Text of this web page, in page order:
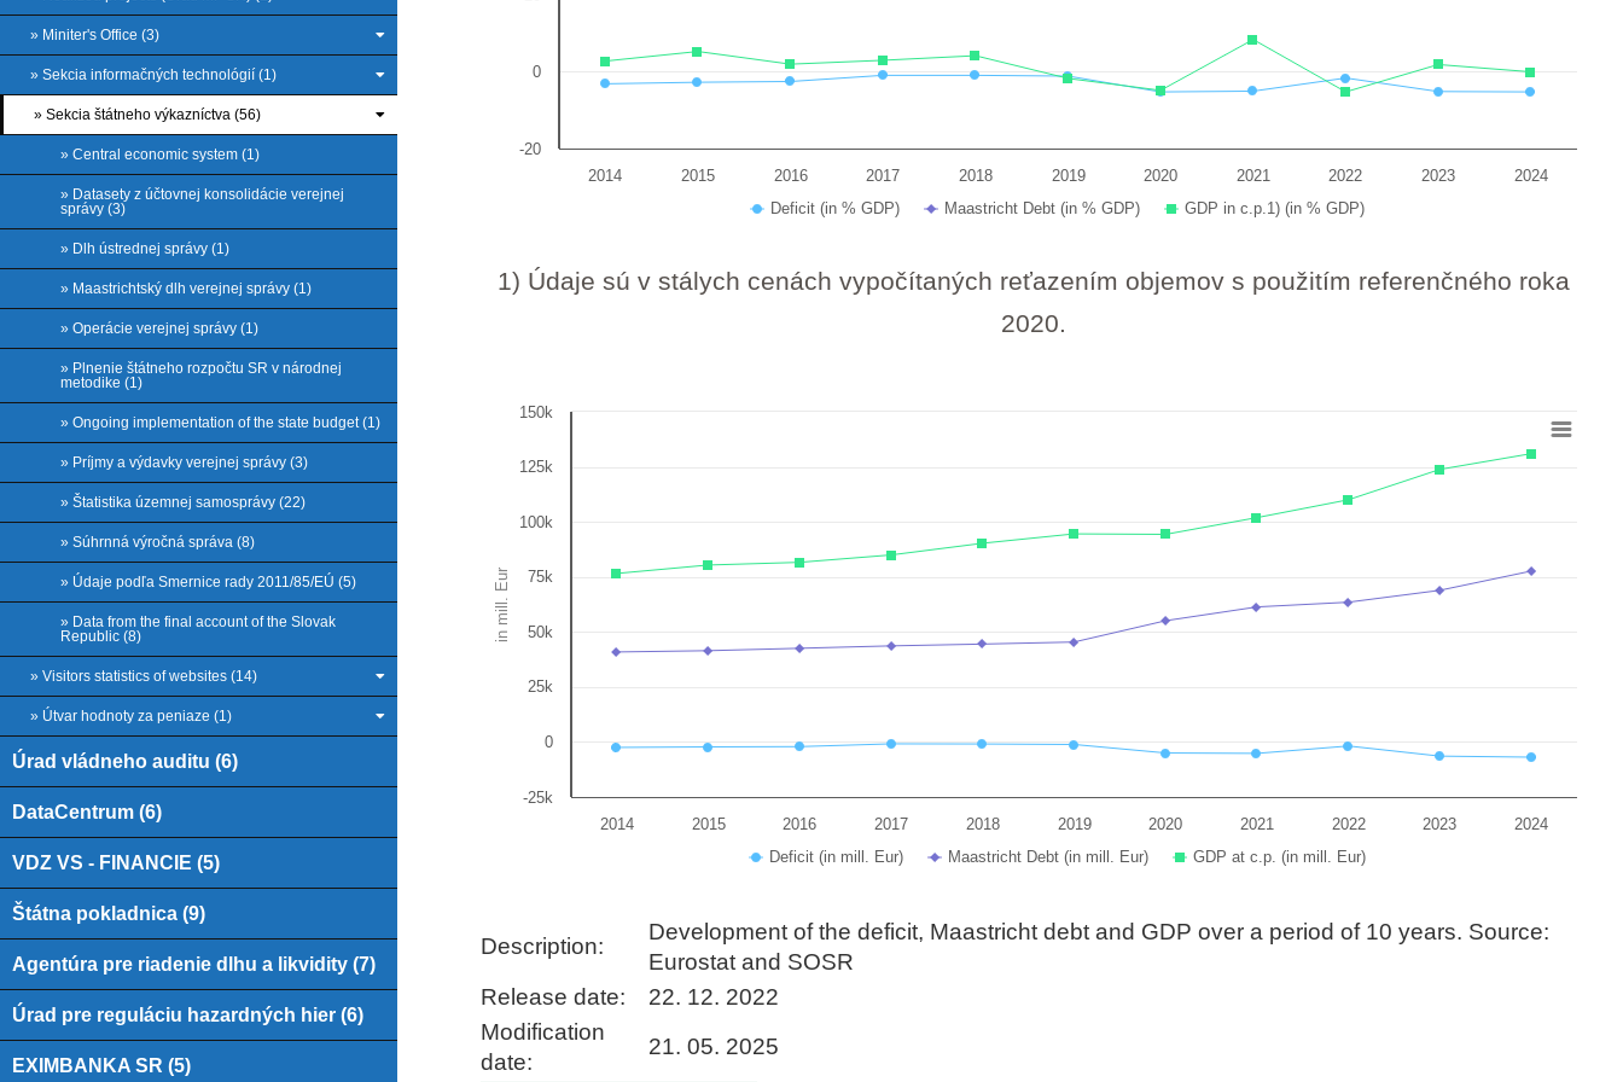
» Miniter's Office (3)
» Sekcia informačných technológií (1)
» Sekcia štátneho výkazníctva (56)
» Central economic system (1)
» Datasety z účtovnej konsolidácie verejnej
správy (3)
» Dlh ústrednej správy (1)
» Maastrichtský dlh verejnej správy (1)
» Operácie verejnej správy (1)
» Plnenie štátneho rozpočtu SR v národnej
metodike (1)
» Ongoing implementation of the state budget (1)
» Príjmy a výdavky verejnej správy (3)
» Štatistika územnej samosprávy (22)
» Súhrnná výročná správa (8)
» Údaje podľa Smernice rady 2011/85/EÚ (5)
» Data from the final account of the Slovak
Republic (8)
» Visitors statistics of websites (14)
» Útvar hodnoty za peniaze (1)
Úrad vládneho auditu (6)
DataCentrum (6)
VDZ VS - FINANCIE (5)
Štátna pokladnica (9)
Agentúra pre riadenie dlhu a likvidity (7)
Úrad pre reguláciu hazardných hier (6)
EXIMBANKA SR (5)
Deficit (in % GDP) Maastricht Debt (in % GDP) GDP in c.p.1) (in % GDP)
2014 2015 2016 2017 2018 2019 2020 2021 2022 2023 2024
-20
0
1) Údaje sú v stálych cenách vypočítaných reťazením objemov s použitím referenčného roka
2020.
The chart has 1 X axis displaying categories.
The chart has 1 Y axis displaying in mill. Eur. Data ranges from -6907 to 130985.
in mill. Eur
Deficit (in mill. Eur) Maastricht Debt (in mill. Eur) GDP at c.p. (in mill. Eur)
2014 2015 2016 2017 2018 2019 2020 2021 2022 2023 2024
-25k
0
25k
50k
75k
100k
125k
150k
Description:
Development of the deficit, Maastricht debt and GDP over a period of 10 years. Source:
Eurostat and SOSR
Release date:
22. 12. 2022
Modification
date:
21. 05. 2025